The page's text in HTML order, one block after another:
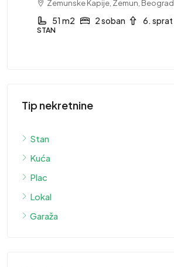
Zemunske Kapije, Zemun, Beograd
51 m2 2 soban 6. sprat
STAN
Tip nekretnine
Stan
Kuća
Plac
Lokal
Garaža